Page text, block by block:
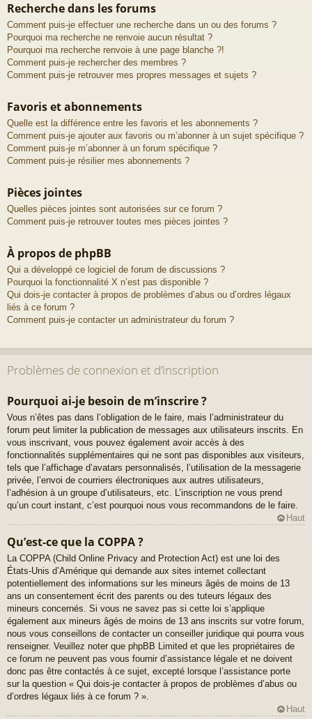
Recherche dans les forums
Comment puis-je effectuer une recherche dans un ou des forums ?
Pourquoi ma recherche ne renvoie aucun résultat ?
Pourquoi ma recherche renvoie à une page blanche ?!
Comment puis-je rechercher des membres ?
Comment puis-je retrouver mes propres messages et sujets ?
Favoris et abonnements
Quelle est la différence entre les favoris et les abonnements ?
Comment puis-je ajouter aux favoris ou m’abonner à un sujet spécifique ?
Comment puis-je m’abonner à un forum spécifique ?
Comment puis-je résilier mes abonnements ?
Pièces jointes
Quelles pièces jointes sont autorisées sur ce forum ?
Comment puis-je retrouver toutes mes pièces jointes ?
À propos de phpBB
Qui a développé ce logiciel de forum de discussions ?
Pourquoi la fonctionnalité X n’est pas disponible ?
Qui dois-je contacter à propos de problèmes d’abus ou d’ordres légaux
liés à ce forum ?
Comment puis-je contacter un administrateur du forum ?
Problèmes de connexion et d’inscription
Pourquoi ai-je besoin de m’inscrire ?
Vous n’êtes pas dans l’obligation de le faire, mais l’administrateur du
forum peut limiter la publication de messages aux utilisateurs inscrits. En
vous inscrivant, vous pouvez également avoir accès à des
fonctionnalités supplémentaires qui ne sont pas disponibles aux visiteurs,
tels que l’affichage d’avatars personnalisés, l’utilisation de la messagerie
privée, l’envoi de courriers électroniques aux autres utilisateurs,
l’adhésion à un groupe d’utilisateurs, etc. L’inscription ne vous prend
qu’un court instant, c’est pourquoi nous vous recommandons de le faire.
Haut
Qu’est-ce que la COPPA ?
La COPPA (Child Online Privacy and Protection Act) est une loi des
États-Unis d’Amérique qui demande aux sites internet collectant
potentiellement des informations sur les mineurs âgés de moins de 13
ans un consentement écrit des parents ou des tuteurs légaux des
mineurs concernés. Si vous ne savez pas si cette loi s’applique
également aux mineurs âgés de moins de 13 ans inscrits sur votre forum,
nous vous conseillons de contacter un conseiller juridique qui pourra vous
renseigner. Veuillez noter que phpBB Limited et que les propriétaires de
ce forum ne peuvent pas vous fournir d’assistance légale et ne doivent
donc pas être contactés à ce sujet, excepté lorsque l’assistance porte
sur la question « Qui dois-je contacter à propos de problèmes d’abus ou
d’ordres légaux liés à ce forum ? ».
Haut